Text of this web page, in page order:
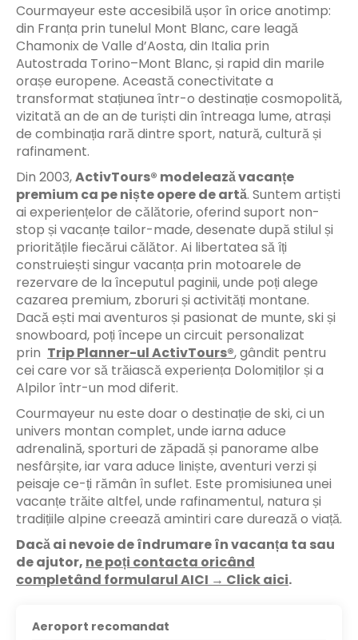
Courmayeur este accesibilă ușor în orice anotimp:
din Franța prin tunelul Mont Blanc, care leagă
Chamonix de Valle d’Aosta, din Italia prin
Autostrada Torino–Mont Blanc, și rapid din marile
orașe europene. Această conectivitate a
transformat stațiunea într-o destinație cosmopolită,
vizitată an de an de turiști din întreaga lume, atrași
de combinația rară dintre sport, natură, cultură și
rafinament.
Din 2003,ActivTours® modelează vacanțe
premium ca pe niște opere de artă. Suntem artiști
ai experiențelor de călătorie, oferind suport non-
stop și vacanțe tailor-made, desenate după stilul și
prioritățile fiecărui călător. Ai libertatea să îți
construiești singur vacanța prin motoarele de
rezervare de la începutul paginii, unde poți alege
cazarea premium, zboruri și activități montane.
Dacă ești mai aventuros și pasionat de munte, ski și
snowboard, poți începe un circuit personalizat
prin Trip Planner-ul ActivTours®, gândit pentru
cei care vor să trăiască experiența Dolomiților și a
Alpilor într-un mod diferit.
Courmayeur nu este doar o destinație de ski, ci un
univers montan complet, unde iarna aduce
adrenalină, sporturi de zăpadă și panorame albe
nesfârșite, iar vara aduce liniște, aventuri verzi și
peisaje ce-ți rămân în suflet. Este promisiunea unei
vacanțe trăite altfel, unde rafinamentul, natura și
tradițiile alpine creează amintiri care durează o viață.
Dacă ai nevoie de îndrumare în vacanța ta sau
de ajutor, ne poți contacta oricând
completând formularul AICI → Click aici.
Aeroport recomandat